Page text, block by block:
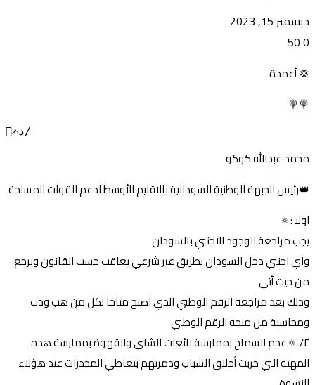
ديسمبر 15, 2023
0
💢 أعمدة
🍭🍭
✍🏼د/
محمد عبدالله كوكو
👑رئيس الجبهة الوطنية السودانية بالاقليم الأوسط لدعم القوات المسلحة
اولا :🔅
يجب مراجعة الوجود الاجنبي بالسودان
واي اجنبي دخل السودان بطريق غير شرعي يعاقب حسب القانون ويرجع
من حيث أتى
وذلك بعد مراجعة الرقم الوطني الذي اصبح متاحا لكل من هب ودب
ومحاسبة من منحه الرقم الوطني
٢/ 🔅عدم السماح بممارسة بائعات الشاى والقهوة بممارسة هذه
المهنة التي خربت أخلاق الشباب ودمرتهم بتعاطي المخدرات عند هؤلاء